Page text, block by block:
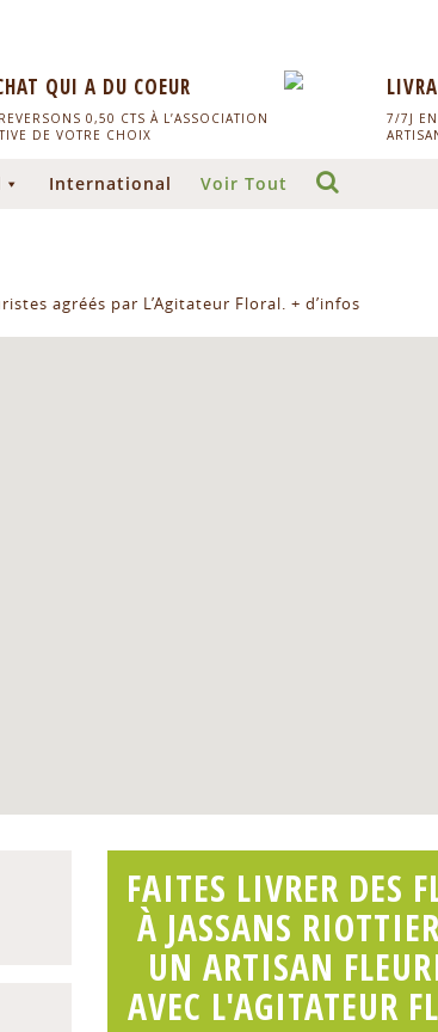
QUI A DU COEUR
0,50 CTS À L’ASSOCIATION
DE VOTRE CHOIX
7/7J
International Voir Tout
agréés par L’Agitateur Floral. + d’infos
FAITES LIVRER DES
À JASSANS
UN ARTISAN
AVEC L'AGITATEUR